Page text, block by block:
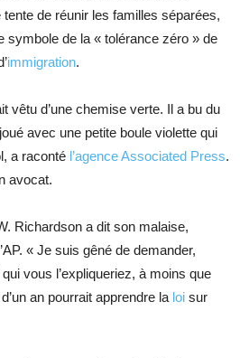
tente de réunir les familles séparées,
symbole de la « tolérance zéro » de
immigration.
vêtu d’une chemise verte. Il a bu du
avec une petite boule violette qui
a raconté l’agence Associated Press.
avocat.
Richardson a dit son malaise,
« Je suis gêné de demander,
vous l’expliqueriez, à moins que
an pourrait apprendre la loi sur